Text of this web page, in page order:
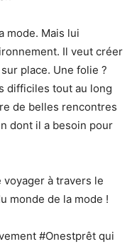
mode. Mais lui
Il veut créer
place. Une folie ?
difficiles tout au long
de belles rencontres
dont il a besoin pour
voyager à travers le
monde de la mode !
#Onestprêt qui